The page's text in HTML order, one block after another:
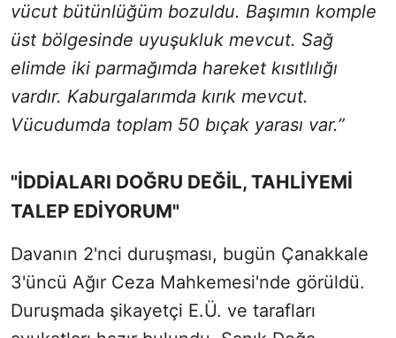
vücut bütünlüğüm bozuldu. Başımın komple
üst bölgesinde uyuşukluk mevcut. Sağ
elimde iki parmağımda hareket kısıtlılığı
vardır. Kaburgalarımda kırık mevcut.
Vücudumda toplam 50 bıçak yarası var.”
"İDDİALARI DOĞRU DEĞİL, TAHLİYEMİ
TALEP EDİYORUM"
Davanın 2'nci duruşması, bugün Çanakkale
3'üncü Ağır Ceza Mahkemesi'nde görüldü.
Duruşmada şikayetçi E.Ü. ve tarafları